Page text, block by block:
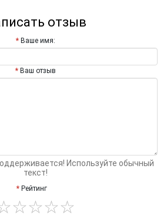
отзыв
Ваше имя:
Ваш отзыв
Используйте обычный
текст!
Рейтинг